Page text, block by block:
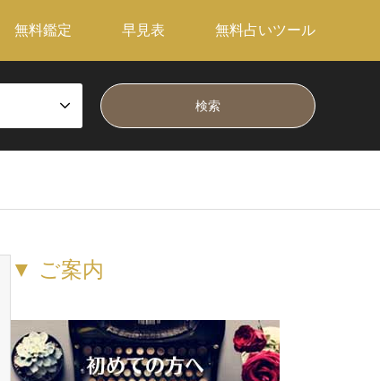
無料鑑定 早見表 無料占いツール
▼ ご案内